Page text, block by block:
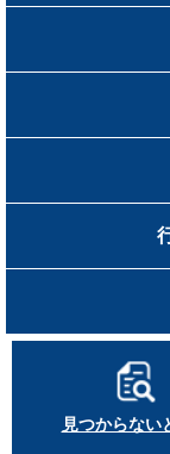
見つからない